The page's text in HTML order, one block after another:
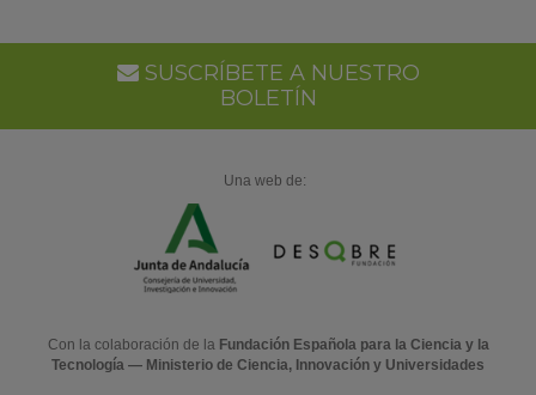
SUSCRÍBETE A NUESTRO
BOLETÍN
Una web de:
Con la colaboración de la Fundación Española para la Ciencia y la
Tecnología — Ministerio de Ciencia, Innovación y Universidades